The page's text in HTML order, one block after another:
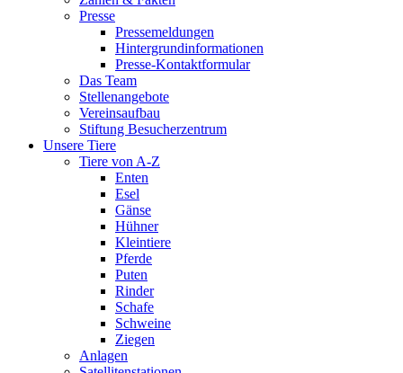
Presse
Pressemeldungen
Hintergrundinformationen
Presse-Kontaktformular
Das Team
Stellenangebote
Vereinsaufbau
Stiftung Besucherzentrum
Unsere Tiere
Tiere von A-Z
Enten
Esel
Gänse
Hühner
Kleintiere
Pferde
Puten
Rinder
Schafe
Schweine
Ziegen
Anlagen